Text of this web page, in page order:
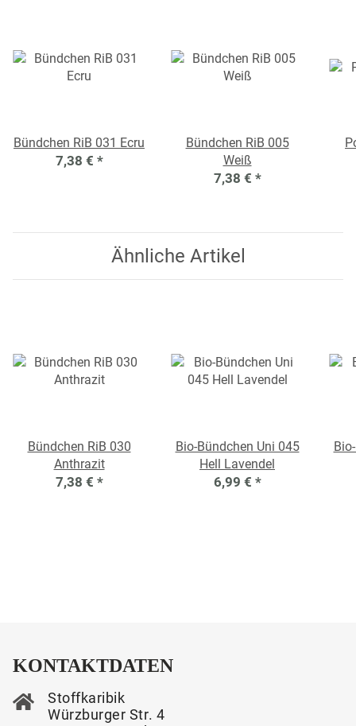
Bündchen RiB 031 Ecru
7,38 € *
Bündchen RiB 005
Weiß
7,38 € *
Ähnliche Artikel
Bündchen RiB 030
Anthrazit
7,38 € *
Bio-Bündchen Uni 045
Hell Lavendel
6,99 € *
KONTAKTDATEN
Stoffkaribik
Würzburger Str. 4